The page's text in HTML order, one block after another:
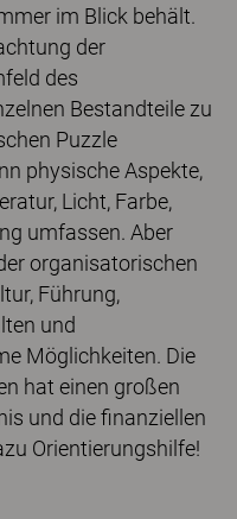
im Blick behält.
der
des
Bestandteile zu
Puzzle
physische Aspekte,
Licht, Farbe,
umfassen. Aber
organisatorischen
Führung,
und
Möglichkeiten. Die
hat einen großen
und die finanziellen
Orientierungshilfe!